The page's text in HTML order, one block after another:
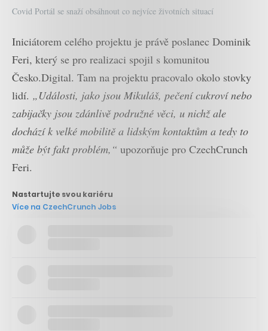
Covid Portál se snaží obsáhnout co nejvíce životních situací
Iniciátorem celého projektu je právě poslanec Dominik
Feri, který se pro realizaci spojil s komunitou
Česko.Digital. Tam na projektu pracovalo okolo stovky
lidí. „Události, jako jsou Mikuláš, pečení cukroví nebo
zabijačky jsou zdánlivě podružné věci, u nichž ale
dochází k velké mobilitě a lidským kontaktům a tedy to
může být fakt problém,“ upozorňuje pro CzechCrunch
Feri.
Nastartujte svou kariéru
Více na CzechCrunch Jobs